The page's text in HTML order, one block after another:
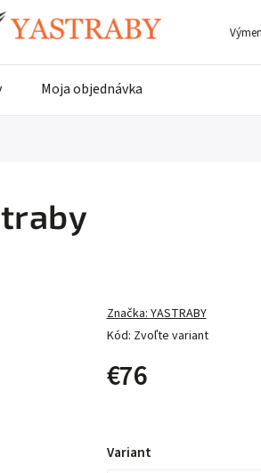
Moja objednávka
Kód: Zvoľte variant
Značka:YASTRABY
€76
Variant